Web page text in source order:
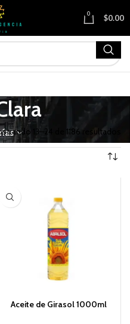
0 $0.00
13–24 de 1186 resultados
Aceite de Girasol 1000ml